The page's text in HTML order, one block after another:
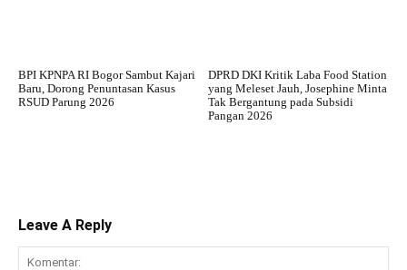
BPI KPNPA RI Bogor Sambut Kajari
Baru, Dorong Penuntasan Kasus
RSUD Parung 2026
DPRD DKI Kritik Laba Food Station
yang Meleset Jauh, Josephine Minta
Tak Bergantung pada Subsidi
Pangan 2026
Leave A Reply